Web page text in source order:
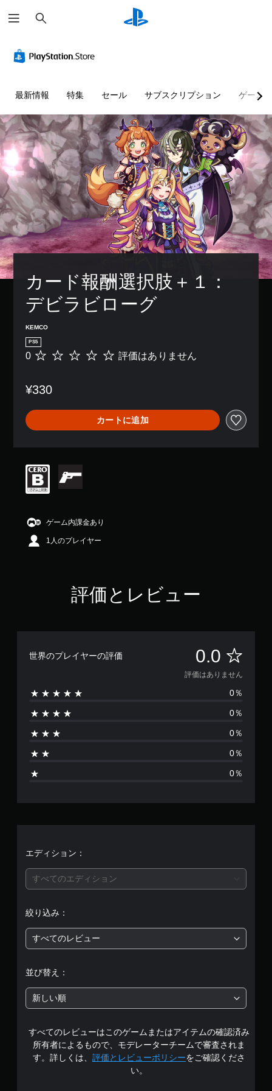
索
最新情報 特集 セール サブスクリプション ゲーム
カード報酬選択肢＋１：
デビラビローグ
KEMCO
PS5
評
あ
ま
せ
ん
0 評価はありません
¥330
カートに追加
ゲーム内課金あり
1人のプレイヤー
評価とレビュー
世界のプレイヤーの評価 0.0 評
価
は
あ
ま
評価はありません
0％
0％
0％
0％
0％
エディション：
すべてのエディション
絞り込み：
すべてのレビュー
並び替え：
新しい順
すべてのレビューはこのゲームまたはアイテムの確認済み
所有者によるもので、モデレーターチームで審査されま
す。詳しくは、 評価とレビューポリシーをご確認くださ
い。